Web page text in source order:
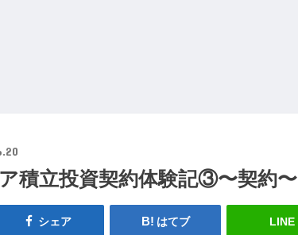
積立投資契約体験記③〜契約〜
シェア はてブ LINE